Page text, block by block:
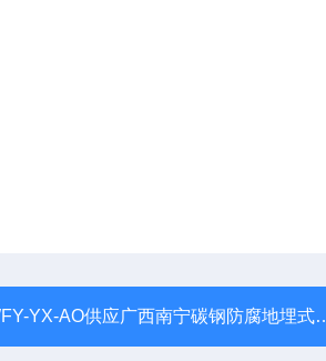
YX-AO供应广西南宁碳钢防腐地埋式一体化污水处理设备,